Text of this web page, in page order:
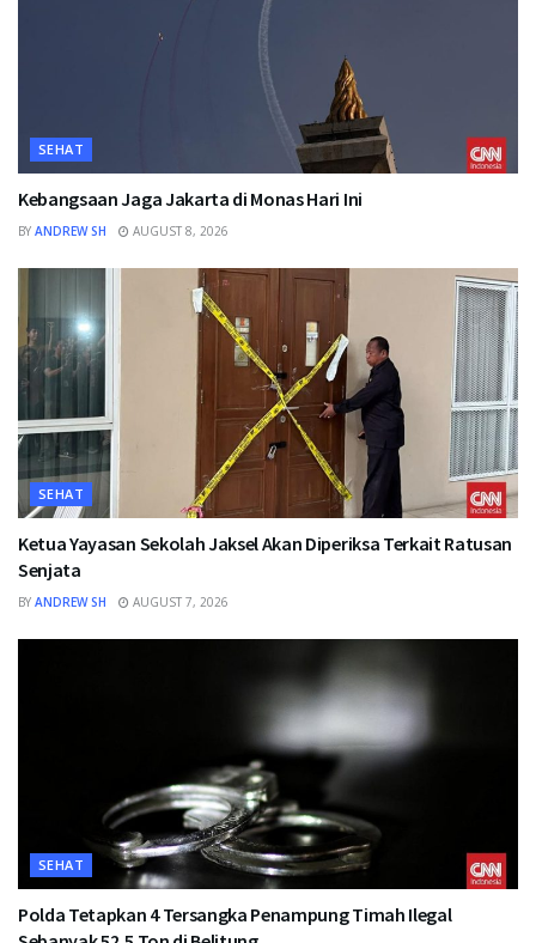
SEHAT
Kebangsaan Jaga Jakarta di Monas Hari Ini
BY ANDREW SH AUGUST 8, 2026
SEHAT
Ketua Yayasan Sekolah Jaksel Akan Diperiksa Terkait Ratusan
Senjata
BY ANDREW SH AUGUST 7, 2026
SEHAT
Polda Tetapkan 4 Tersangka Penampung Timah Ilegal